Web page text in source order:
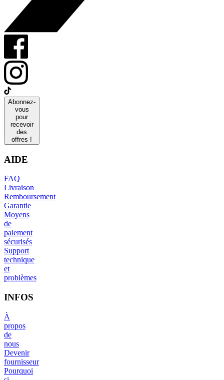
Abonnez-
vous
pour
recevoir
des
offres !
AIDE
FAQ
Livraison
Remboursement
Garantie
Moyens
de
paiement
sécurisés
Support
technique
et
problèmes
INFOS
À
propos
de
nous
Devenir
fournisseur
Pourquoi